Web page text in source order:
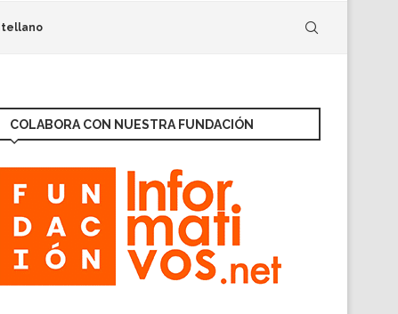
COLABORA CON NUESTRA FUNDACIÓN